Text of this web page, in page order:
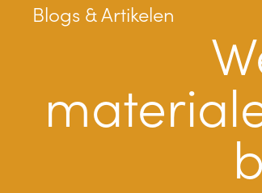
Blogs & Artikelen